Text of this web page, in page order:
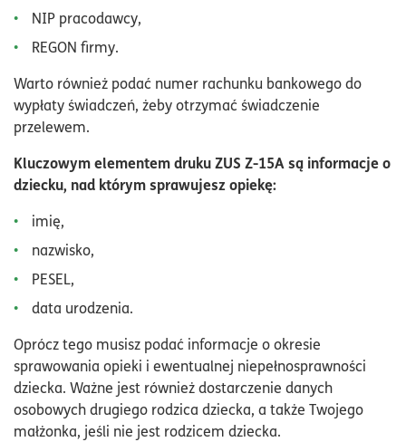
NIP pracodawcy,
REGON firmy.
Warto również podać numer rachunku bankowego do
wypłaty świadczeń, żeby otrzymać świadczenie
przelewem.
Kluczowym elementem druku ZUS Z-15A są informacje o
dziecku, nad którym sprawujesz opiekę:
imię,
nazwisko,
PESEL,
data urodzenia.
Oprócz tego musisz podać informacje o okresie
sprawowania opieki i ewentualnej niepełnosprawności
dziecka. Ważne jest również dostarczenie danych
osobowych drugiego rodzica dziecka, a także Twojego
małżonka, jeśli nie jest rodzicem dziecka.